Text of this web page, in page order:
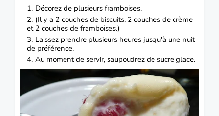
Décorez de plusieurs framboises.
(Il y a 2 couches de biscuits, 2 couches de crème
et 2 couches de framboises.)
Laissez prendre plusieurs heures jusqu'à une nuit
de préférence.
Au moment de servir, saupoudrez de sucre glace.